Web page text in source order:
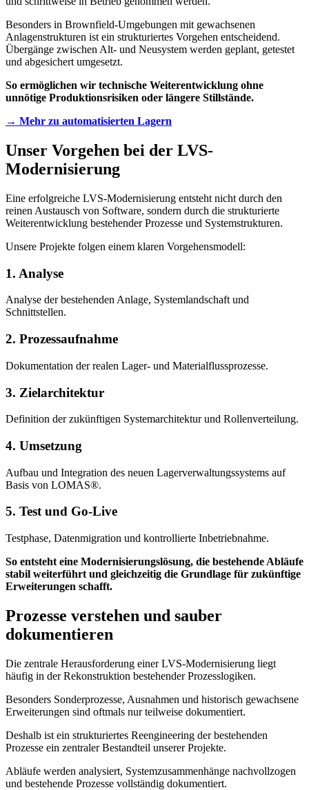
Besonders in Brownfield-Umgebungen mit gewachsenen
Anlagenstrukturen ist ein strukturiertes Vorgehen entscheidend.
Übergänge zwischen Alt- und Neusystem werden geplant, getestet
und abgesichert umgesetzt.
So ermöglichen wir technische Weiterentwicklung ohne
unnötige Produktionsrisiken oder längere Stillstände.
→ Mehr zu automatisierten Lagern
Unser Vorgehen bei der LVS-
Modernisierung
Eine erfolgreiche LVS-Modernisierung entsteht nicht durch den
reinen Austausch von Software, sondern durch die strukturierte
Weiterentwicklung bestehender Prozesse und Systemstrukturen.
Unsere Projekte folgen einem klaren Vorgehensmodell:
1. Analyse
Analyse der bestehenden Anlage, Systemlandschaft und
Schnittstellen.
2. Prozessaufnahme
Dokumentation der realen Lager- und Materialflussprozesse.
3. Zielarchitektur
Definition der zukünftigen Systemarchitektur und Rollenverteilung.
4. Umsetzung
Aufbau und Integration des neuen Lagerverwaltungssystems auf
Basis von LOMAS®.
5. Test und Go-Live
Testphase, Datenmigration und kontrollierte Inbetriebnahme.
So entsteht eine Modernisierungslösung, die bestehende Abläufe
stabil weiterführt und gleichzeitig die Grundlage für zukünftige
Erweiterungen schafft.
Prozesse verstehen und sauber
dokumentieren
Die zentrale Herausforderung einer LVS-Modernisierung liegt
häufig in der Rekonstruktion bestehender Prozesslogiken.
Besonders Sonderprozesse, Ausnahmen und historisch gewachsene
Erweiterungen sind oftmals nur teilweise dokumentiert.
Deshalb ist ein strukturiertes Reengineering der bestehenden
Prozesse ein zentraler Bestandteil unserer Projekte.
Abläufe werden analysiert, Systemzusammenhänge nachvollzogen
und bestehende Prozesse vollständig dokumentiert.